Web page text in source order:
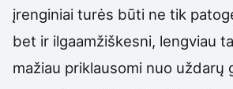
įrenginiai turės būti ne tik
bet ir ilgaamžiškesni, lengviau
mažiau priklausomi nuo uždarų